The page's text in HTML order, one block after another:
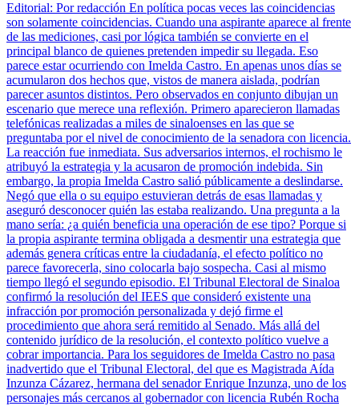
Editorial: Por redacción En política pocas veces las coincidencias
son solamente coincidencias. Cuando una aspirante aparece al frente
de las mediciones, casi por lógica también se convierte en el
principal blanco de quienes pretenden impedir su llegada. Eso
parece estar ocurriendo con Imelda Castro. En apenas unos días se
acumularon dos hechos que, vistos de manera aislada, podrían
parecer asuntos distintos. Pero observados en conjunto dibujan un
escenario que merece una reflexión. Primero aparecieron llamadas
telefónicas realizadas a miles de sinaloenses en las que se
preguntaba por el nivel de conocimiento de la senadora con licencia.
La reacción fue inmediata. Sus adversarios internos, el rochismo le
atribuyó la estrategia y la acusaron de promoción indebida. Sin
embargo, la propia Imelda Castro salió públicamente a deslindarse.
Negó que ella o su equipo estuvieran detrás de esas llamadas y
aseguró desconocer quién las estaba realizando. Una pregunta a la
mano sería: ¿a quién beneficia una operación de ese tipo? Porque si
la propia aspirante termina obligada a desmentir una estrategia que
además genera críticas entre la ciudadanía, el efecto político no
parece favorecerla, sino colocarla bajo sospecha. Casi al mismo
tiempo llegó el segundo episodio. El Tribunal Electoral de Sinaloa
confirmó la resolución del IEES que consideró existente una
infracción por promoción personalizada y dejó firme el
procedimiento que ahora será remitido al Senado. Más allá del
contenido jurídico de la resolución, el contexto político vuelve a
cobrar importancia. Para los seguidores de Imelda Castro no pasa
inadvertido que el Tribunal Electoral, del que es Magistrada Aída
Inzunza Cázarez, hermana del senador Enrique Inzunza, uno de los
personajes más cercanos al gobernador con licencia Rubén Rocha